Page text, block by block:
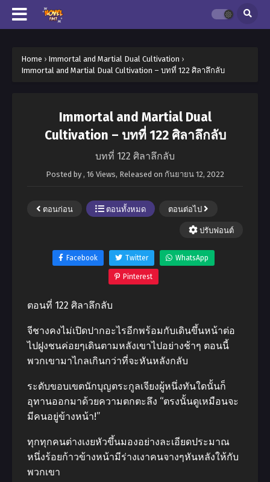
Home › Immortal and Martial Dual Cultivation ›
Immortal and Martial Dual Cultivation – บทที่ 122 ศิลาลึกลับ
Immortal and Martial Dual
Cultivation – บทที่ 122 ศิลาลึกลับ
บทที่ 122 ศิลาลึกลับ
Posted by , 16 Views, Released on กันยายน 12, 2022
ตอนก่อน ตอนทั้งหมด ตอนต่อไป
ปรับฟอนต์
Facebook Twitter WhatsApp
Pinterest
ตอนที่ 122 ศิลาลึกลับ
จีชางคงไม่เปิดปากอะไรอีกพร้อมกับเดินขึ้นหน้าต่อ
ไปฝูงชนค่อยๆเดินตามหลังเขาไปอย่างช้าๆ ตอนนี้
พวกเขามาไกลเกินกว่าที่จะหันหลังกลับ
ระดับขอบเขตนักบุญตระกูลเจียงผู้หนึ่งทันใดนั้นก็
อุทานออกมาด้วยความตกตะลึง “ตรงนั้นดูเหมือนจะ
มีคนอยู่ข้างหน้า!”
ทุกทุกคนต่างเงยหัวขึ้นมองอย่างละเอียดประมาณ
หนึ่งร้อยก้าวข้างหน้ามีร่างเงาคนจางๆหันหลังให้กับ
พวกเขา